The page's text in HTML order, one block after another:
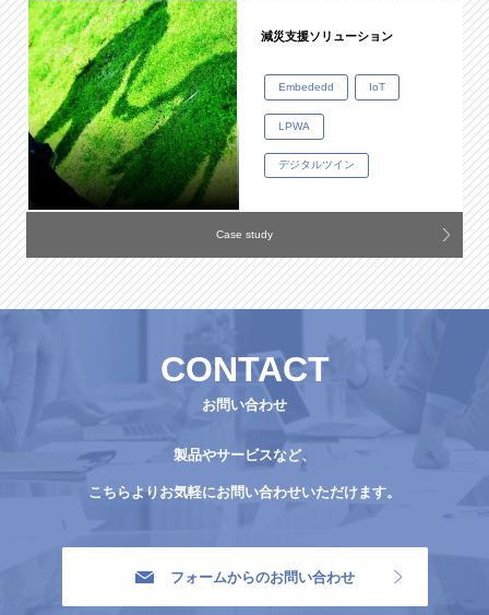
Case study
減災支援ソリューション
Embededd IoT
LPWA
デジタルツイン
CONTACT
お問い合わせ
製品やサービスなど、
こちらよりお気軽にお問い合わせいただけます。
フォームからのお問い合わせ